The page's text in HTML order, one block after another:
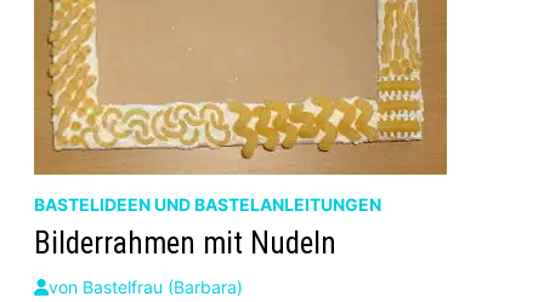
BASTELIDEEN UND BASTELANLEITUNGEN
Bilderrahmen mit Nudeln
von Bastelfrau (Barbara)